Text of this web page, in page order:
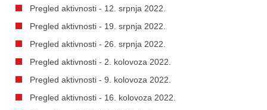
Pregled aktivnosti - 12. srpnja 2022.
Pregled aktivnosti - 19. srpnja 2022.
Pregled aktivnosti - 26. srpnja 2022.
Pregled aktivnosti - 2. kolovoza 2022.
Pregled aktivnosti - 9. kolovoza 2022.
Pregled aktivnosti - 16. kolovoza 2022.